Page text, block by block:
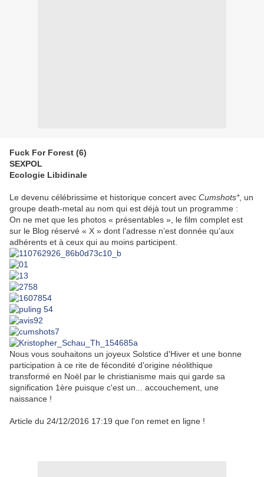
Fuck For Forest (6)
SEXPOL
Ecologie Libidinale
Le devenu célébrissime et historique concert avec Cumshots*, un
groupe death-metal au nom qui est déjà tout un programme :
On ne met que les photos « présentables », le film complet est
sur le Blog réservé « X » dont l’adresse n’est donnée qu’aux
adhérents et à ceux qui au moins participent.
Nous vous souhaitons un joyeux Solstice d'Hiver et une bonne
participation à ce rite de fécondité d'origine néolithique
transformé en Noël par le christianisme mais qui garde sa
signification 1ère puisque c'est un... accouchement, une
naissance !
Article du 24/12/2016 17:19 que l'on remet en ligne !